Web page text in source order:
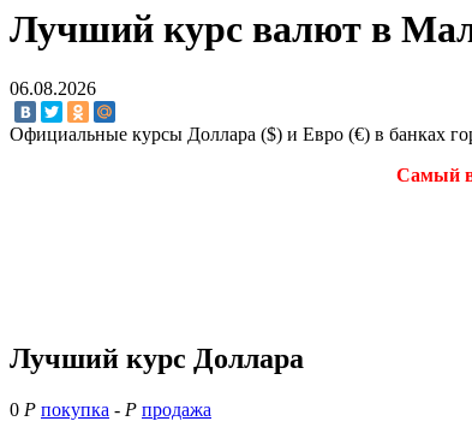
Лучший курс валют в
06.08.2026
Официальные курсы Доллара ($) и Евро (€) в банках
Самый
Лучший курс Доллара
0 Р покупка - Р продажа